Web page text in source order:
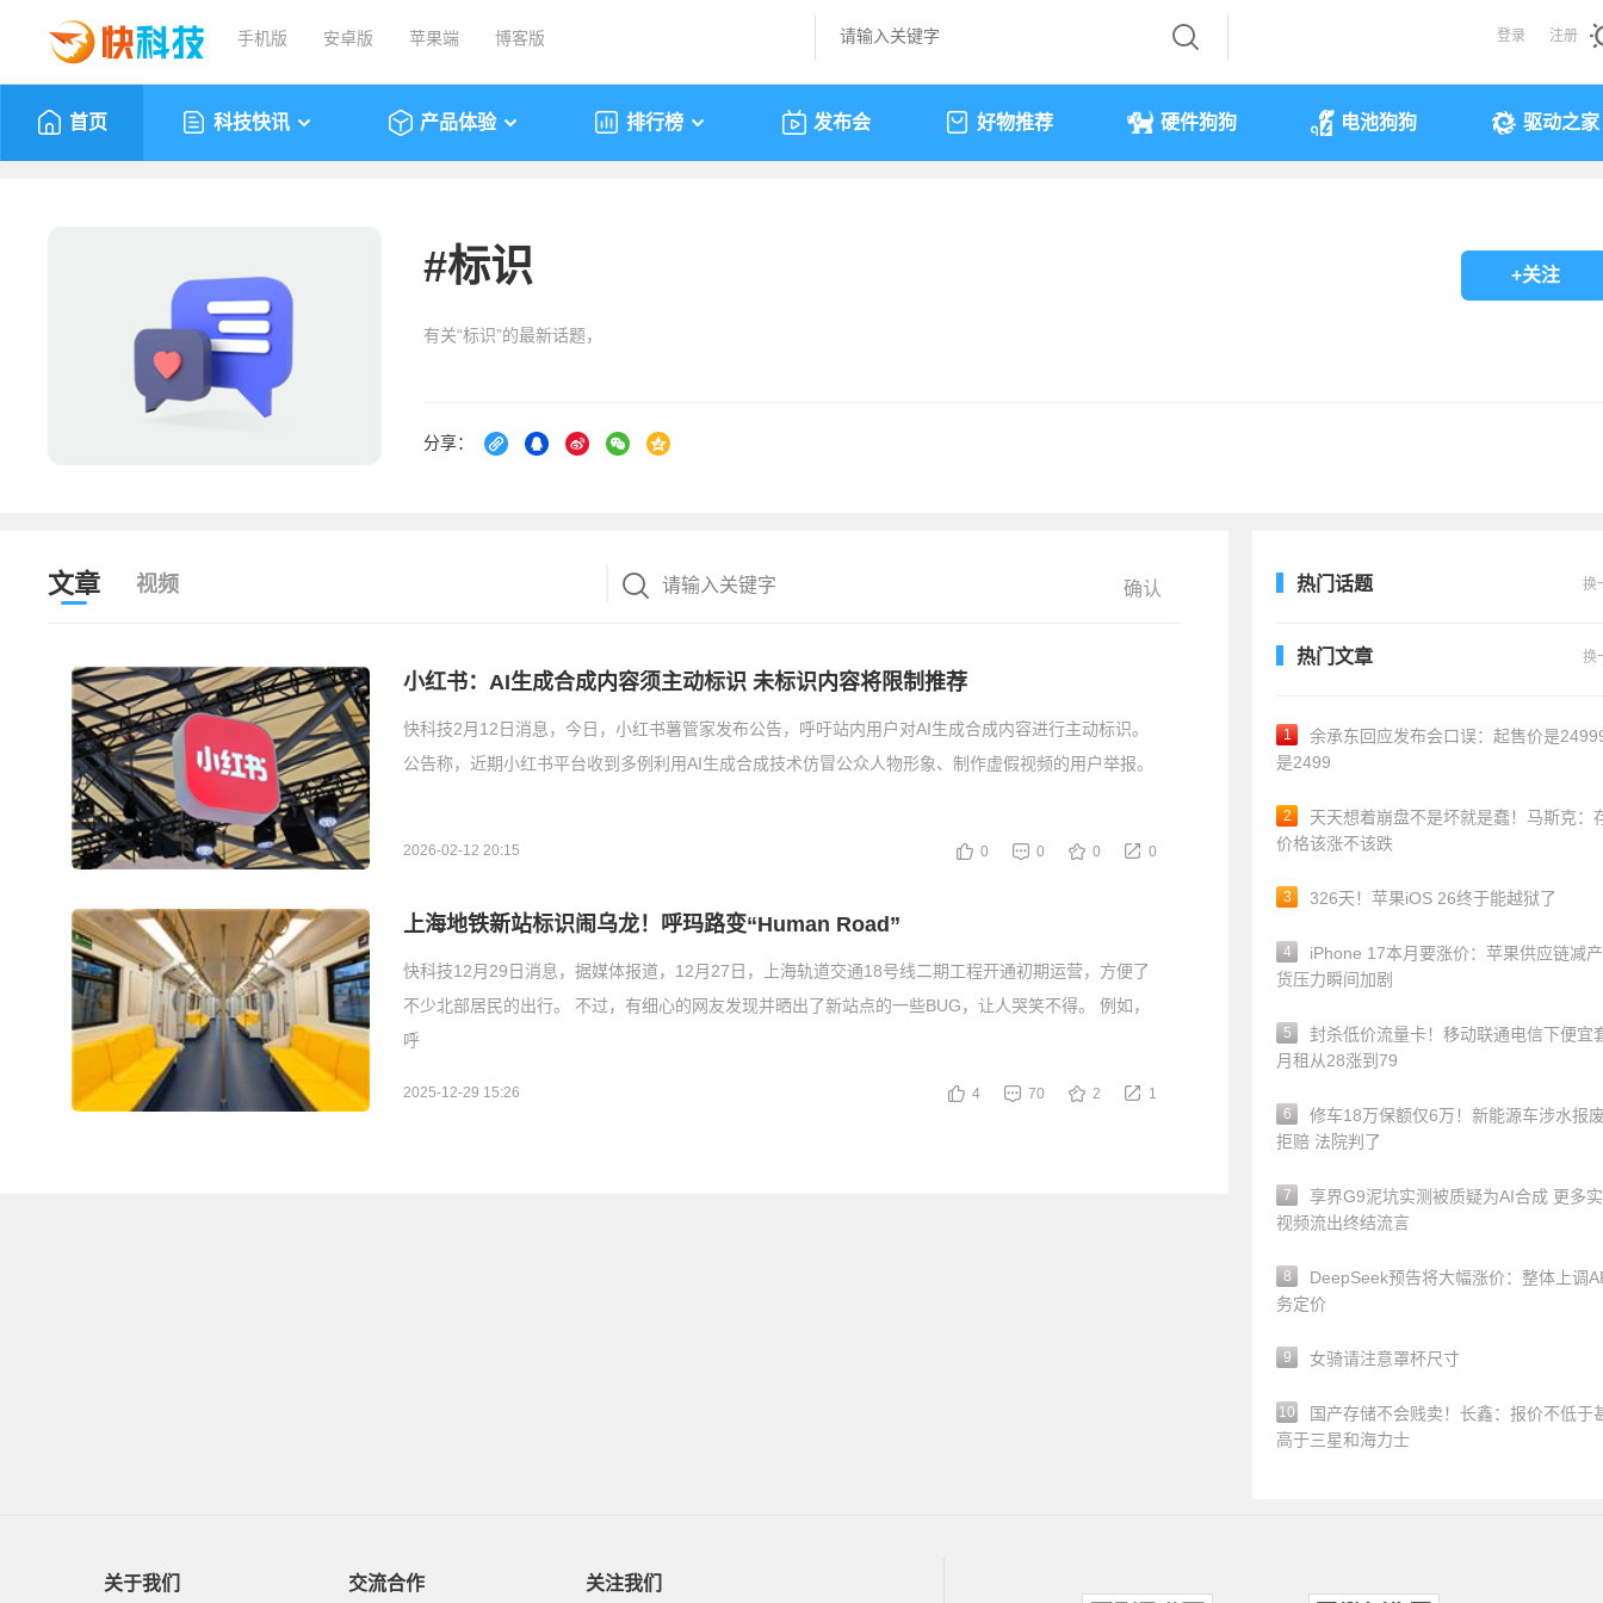
手机版 安卓版 苹果端 博客版 登录 注册
首页 科技快讯 产品体验 排行榜 发布会 好物推荐 硬件狗狗 电池狗狗 驱动之家
#标识
有关“标识”的最新话题，
分享：
+关注
文章 视频
小红书：AI生成合成内容须主动标识 未标识内容将限制推荐
快科技2月12日消息，今日，小红书薯管家发布公告，呼吁站内用户对AI生成合成内容进行主动标识。
公告称，近期小红书平台收到多例利用AI生成合成技术仿冒公众人物形象、制作虚假视频的用户举报。
2026-02-12 20:15 0 0 0 0
上海地铁新站标识闹乌龙！呼玛路变“Human Road”
快科技12月29日消息，据媒体报道，12月27日，上海轨道交通18号线二期工程开通初期运营，方便了
不少北部居民的出行。 不过，有细心的网友发现并晒出了新站点的一些BUG，让人哭笑不得。 例如，
呼
2025-12-29 15:26 4 70 2 1
热门话题 换
热门文章 换
1
余承东回应发布会口误：起售价是
是2499
2
天天想着崩盘不是坏就是蠢！马斯克：
价格该涨不该跌
3 326天！苹果iOS 26终于能越狱了
4
iPhone 17本月要涨价：苹果供应链减
货压力瞬间加剧
5
封杀低价流量卡！移动联通电信下便宜
月租从28涨到79
6
修车18万保额仅6万！新能源车涉水报
拒赔 法院判了
7
享界G9泥坑实测被质疑为AI合成 更多
视频流出终结流言
8
DeepSeek预告将大幅涨价：整体上调
务定价
9 女骑请注意罩杯尺寸
10
国产存储不会贱卖！长鑫：报价不低于
高于三星和海力士
关于我们 交流合作 关注我们